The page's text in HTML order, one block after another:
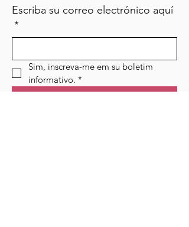
Escriba su correo electrónico aquí
*
Sim, inscreva-me em su boletim
informativo. *